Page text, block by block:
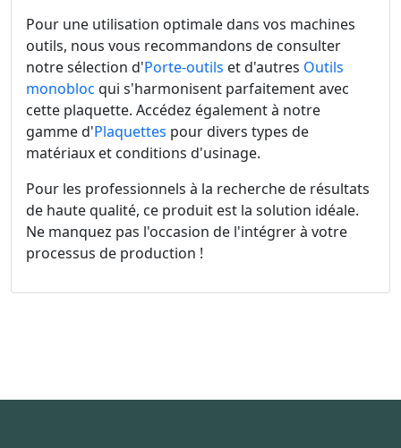
Pour une utilisation optimale dans vos machines
outils, nous vous recommandons de consulter
notre sélection d'Porte-outils et d'autres Outils
monobloc qui s'harmonisent parfaitement avec
cette plaquette. Accédez également à notre
gamme d'Plaquettes pour divers types de
matériaux et conditions d'usinage.
Pour les professionnels à la recherche de résultats
de haute qualité, ce produit est la solution idéale.
Ne manquez pas l'occasion de l'intégrer à votre
processus de production !